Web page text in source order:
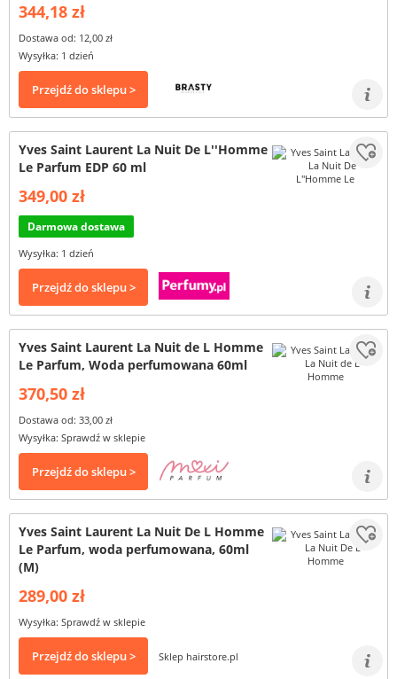
344,18 zł
Dostawa od: 12,00 zł
Wysyłka: 1 dzień
Przejdź do sklepu >
Yves Saint Laurent La Nuit De L''Homme
Le Parfum EDP 60 ml
349,00 zł
Darmowa dostawa
Wysyłka: 1 dzień
Przejdź do sklepu >
Yves Saint Laurent La Nuit de L Homme
Le Parfum, Woda perfumowana 60ml
370,50 zł
Dostawa od: 33,00 zł
Wysyłka: Sprawdź w sklepie
Przejdź do sklepu >
Yves Saint Laurent La Nuit De L Homme
Le Parfum, woda perfumowana, 60ml
(M)
289,00 zł
Wysyłka: Sprawdź w sklepie
Przejdź do sklepu > Sklep hairstore.pl